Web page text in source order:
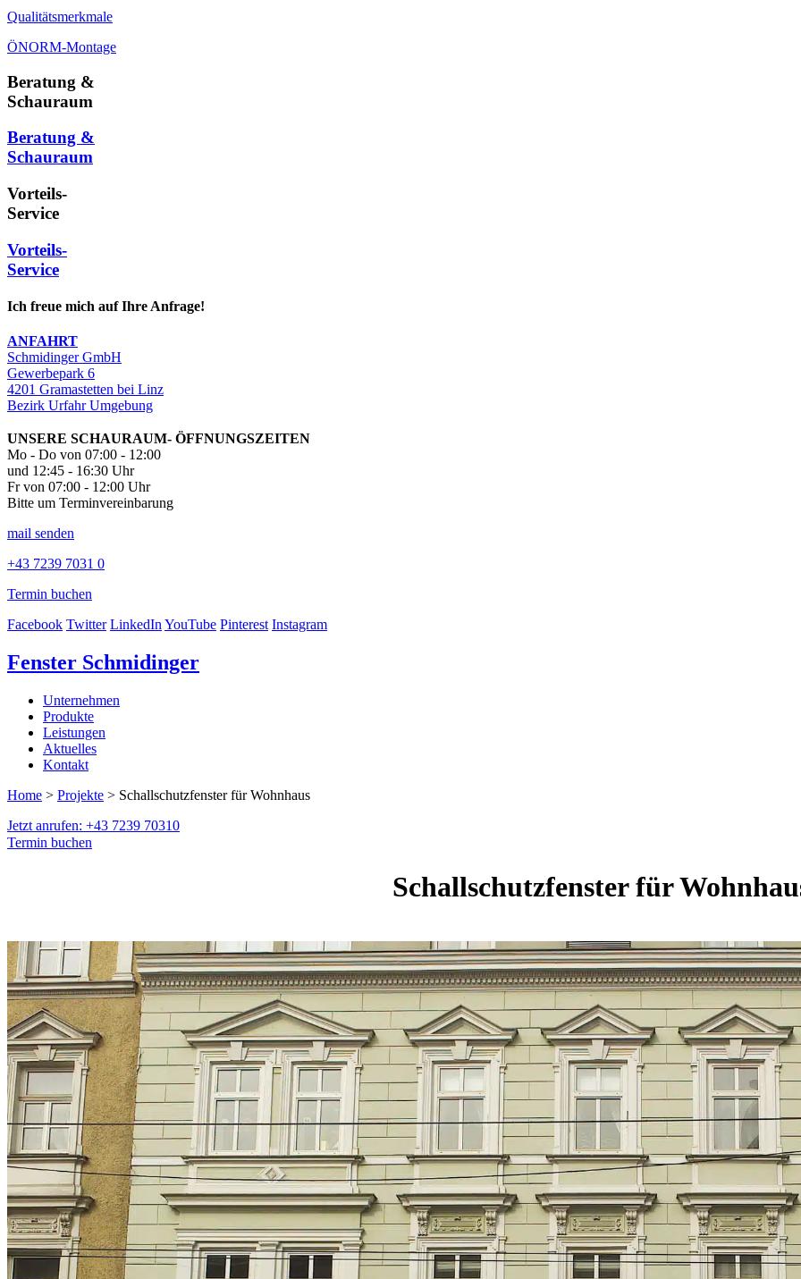
Qualitätsmerkmale
ÖNORM-Montage
Beratung &
Schauraum
Beratung &
Schauraum
Vorteils-
Service
Vorteils-
Service
Ich freue mich auf Ihre Anfrage!
ANFAHRT
Schmidinger GmbH
Gewerbepark 6
4201 Gramastetten bei Linz
Bezirk Urfahr Umgebung
UNSERE SCHAURAUM- ÖFFNUNGSZEITEN
Mo - Do von 07:00 - 12:00
und 12:45 - 16:30 Uhr
Fr von 07:00 - 12:00 Uhr
Bitte um Terminvereinbarung
mail senden
+43 7239 7031 0
Termin buchen
Facebook Twitter LinkedInYouTube Pinterest Instagram
Fenster Schmidinger
Unternehmen
Produkte
Leistungen
Aktuelles
Kontakt
Home > Projekte > Schallschutzfenster für Wohnhaus
Jetzt anrufen: +43 7239 70310
Termin buchen
Schallschutzfenster für